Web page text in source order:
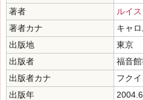
著者
ルイ
著者カナ
キャ
出版地
東京
出版者
福音
出版者カナ
フク
出版年
2004.6